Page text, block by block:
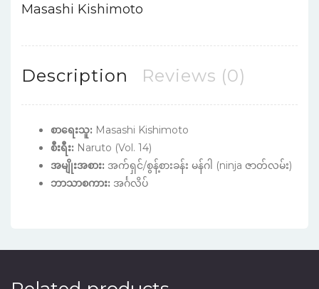
Masashi Kishimoto
Description Reviews (0)
စာရေးသူ: Masashi Kishimoto
စီးရီး: Naruto (Vol. 14)
အမျိုးအစား: အက်ရှင်/စွန့်စားခန်း မန်ဂါ (ninja ဇာတ်လမ်း)
ဘာသာစကား: အင်္ဂလိပ်